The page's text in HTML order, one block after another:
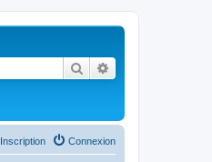
Rechercher
Connexion
Inscription